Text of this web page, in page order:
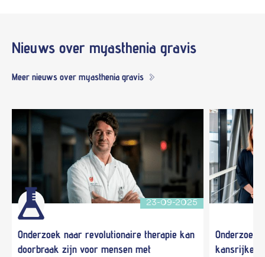
Nieuws over myasthenia gravis
Meer nieuws over myasthenia gravis
23-09-2025
Onderzoek naar revolutionaire therapie kan
doorbraak zijn voor mensen met
kansrijke